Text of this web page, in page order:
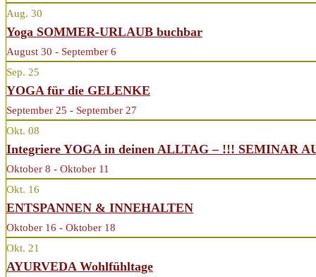
Aug. 30
Yoga SOMMER-URLAUB buchbar
August 30 - September 6
Sep. 25
YOGA für die GELENKE
September 25 - September 27
Okt. 08
Integriere YOGA in deinen ALLTAG – !!! SEMINAR
Oktober 8 - Oktober 11
Okt. 16
ENTSPANNEN & INNEHALTEN
Oktober 16 - Oktober 18
Okt. 21
AYURVEDA Wohlfühltage